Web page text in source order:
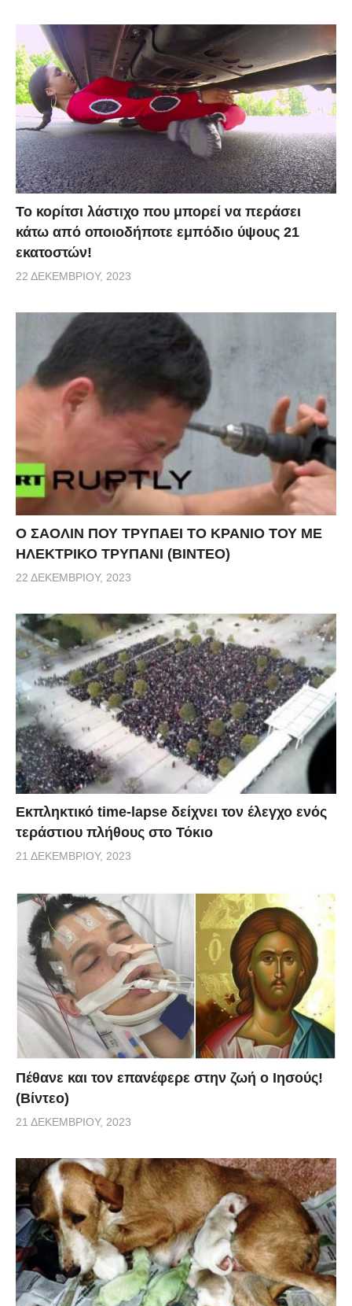
Το κορίτσι λάστιχο που μπορεί να περάσει
κάτω από οποιοδήποτε εμπόδιο ύψους 21
εκατοστών!
22 ΔΕΚΕΜΒΡΊΟΥ, 2023
Ο ΣΑΟΛΙΝ ΠΟΥ ΤΡΥΠΑΕΙ ΤΟ ΚΡΑΝΙΟ ΤΟΥ ΜΕ
ΗΛΕΚΤΡΙΚΟ ΤΡΥΠΑΝΙ (ΒΙΝΤΕΟ)
22 ΔΕΚΕΜΒΡΊΟΥ, 2023
Εκπληκτικό time-lapse δείχνει τον έλεγχο ενός
τεράστιου πλήθους στο Τόκιο
21 ΔΕΚΕΜΒΡΊΟΥ, 2023
Πέθανε και τον επανέφερε στην ζωή ο Ιησούς!
(Βίντεο)
21 ΔΕΚΕΜΒΡΊΟΥ, 2023